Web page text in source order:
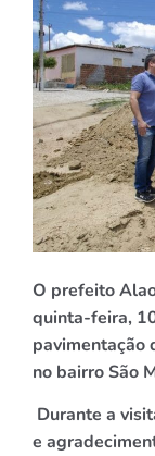
O prefeito
quinta-feira,
pavimentação
no bairro São
Durante a
e